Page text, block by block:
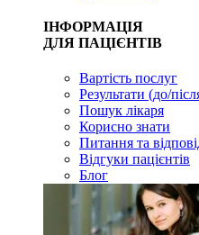
ІНФОРМАЦІЯ
ДЛЯ ПАЦІЄНТІВ
Вартість послуг
Результати (до/
Пошук лікаря
Корисно знати
Питання та
Відгуки пацієнтів
Блог